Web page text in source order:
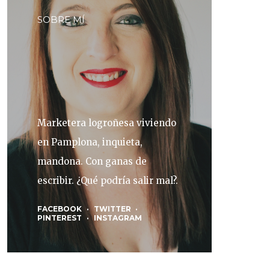
SOBRE MÍ
Marketera logroñesa viviendo
en Pamplona, inquieta,
mandona. Con ganas de
escribir. ¿Qué podría salir mal?.
FACEBOOK
TWITTER
PINTEREST
INSTAGRAM